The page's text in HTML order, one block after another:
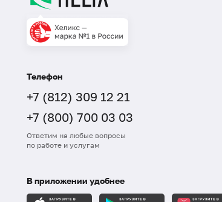
Телефон
+7 (812) 309 12 21
+7 (800) 700 03 03
Ответим на любые вопросы
по работе и услугам
В приложении удобнее